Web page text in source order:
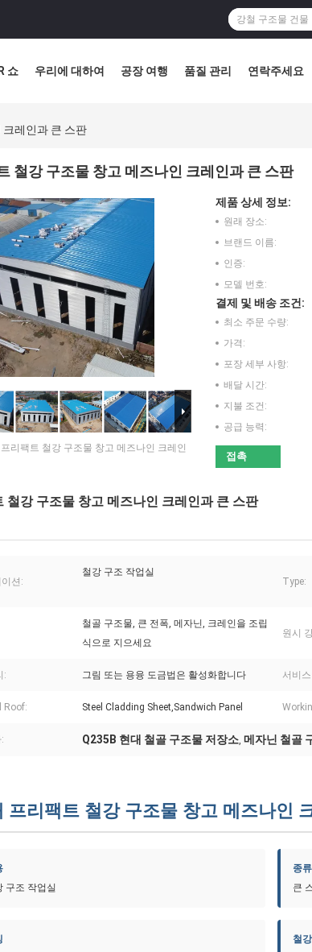
쇼 우리에 대하여 공장 여행 품질 관리 연락주세요
레인과 큰 스판
철강 구조물 창고 메즈나인 크레인과 큰 스판
프리팩트 철강 구조물 창고 메즈나인 크레인
제품 상세 정보:
원래 장소:
브랜드 이름:
인증:
모델 번호:
결제 및 배송 조건:
최소 주문 수량:
가격:
포장 세부 사항:
배달 시간:
지불 조건:
공급 능력:
접촉
철강 구조물 창고 메즈나인 크레인과 큰 스판
션:
철강 구조 작업실
Type:
철골 구조물, 큰 전폭, 메자닌, 크레인을 조립
식으로 지으세요
원시
: 그림 또는 용융 도금법은 활성화합니다 서비
Roof: Steel Cladding Sheet,Sandwich Panel
Q235B 현대 철골 구조물 저장소, 메자닌 철골
프리팩트 철강 구조물 창고 메즈나인
구조 작업실
종류
큰
철